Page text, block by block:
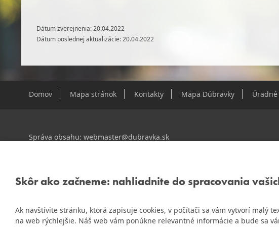
Skôr ako začneme: nahliadnite do spracovania
Ak navštívite stránku, ktorá zapisuje cookies, v počítači sa vám vytvorí malý
na web rýchlejšie. Náš web vám ponúkne relevantné informácie a bude sa
Dátum zverejnenia: 20.04.2022
Dátum poslednej aktualizácie: 20.04.2022
Domov Mapa stránok Kontakty Mapa Dúbravky
Správa obsahu: webmaster@dubravka.sk
Naša mestská časť získala 3. miesto v súťažiZlatyErb.sk
o najlepšiu